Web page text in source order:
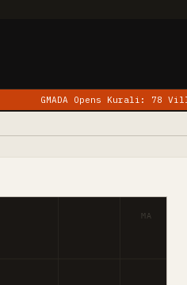
Opens Kurali: 78 Villages Enter
MA